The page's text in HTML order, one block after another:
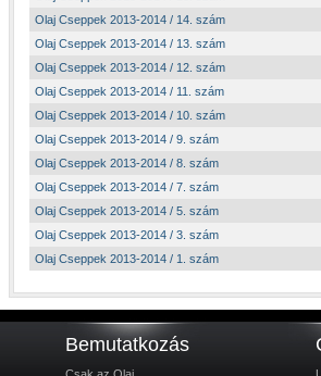
Olaj Cseppek 2013-2014 / 14. szám
Olaj Cseppek 2013-2014 / 13. szám
Olaj Cseppek 2013-2014 / 12. szám
Olaj Cseppek 2013-2014 / 11. szám
Olaj Cseppek 2013-2014 / 10. szám
Olaj Cseppek 2013-2014 / 9. szám
Olaj Cseppek 2013-2014 / 8. szám
Olaj Cseppek 2013-2014 / 7. szám
Olaj Cseppek 2013-2014 / 5. szám
Olaj Cseppek 2013-2014 / 3. szám
Olaj Cseppek 2013-2014 / 1. szám
Bemutatkozás